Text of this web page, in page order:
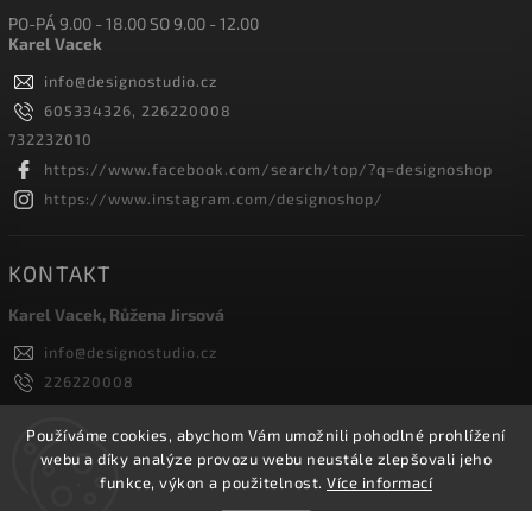
Používáme cookies, abychom Vám umožnili pohodlné prohlížení
webu a díky analýze provozu webu neustále zlepšovali jeho
funkce, výkon a použitelnost. Více informací
PO-PÁ 9.00 - 18.00 SO 9.00 - 12.00
Karel Vacek
info@designostudio.cz
605334326, 226220008
732232010
https://www.facebook.com/search/top/?q=designoshop
https://www.instagram.com/designoshop/
KONTAKT
Karel Vacek, Růžena Jirsová
info@designostudio.cz
226220008
605334326, 732232010
Designoshop
designoshop